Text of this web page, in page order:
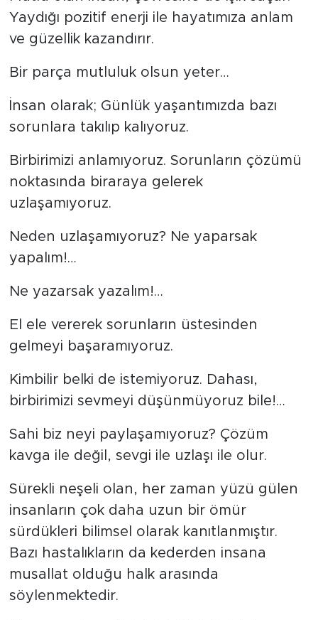
Yaydığı pozitif enerji ile hayatımıza anlam
ve güzellik kazandırır.
Bir parça mutluluk olsun yeter…
İnsan olarak; Günlük yaşantımızda bazı
sorunlara takılıp kalıyoruz.
Birbirimizi anlamıyoruz. Sorunların çözümü
noktasında biraraya gelerek
uzlaşamıyoruz.
Neden uzlaşamıyoruz? Ne yaparsak
yapalım!…
Ne yazarsak yazalım!…
El ele vererek sorunların üstesinden
gelmeyi başaramıyoruz.
Kimbilir belki de istemiyoruz. Dahası,
birbirimizi sevmeyi düşünmüyoruz bile!…
Sahi biz neyi paylaşamıyoruz? Çözüm
kavga ile değil, sevgi ile uzlaşı ile olur.
Sürekli neşeli olan, her zaman yüzü gülen
insanların çok daha uzun bir ömür
sürdükleri bilimsel olarak kanıtlanmıştır.
Bazı hastalıkların da kederden insana
musallat olduğu halk arasında
söylenmektedir.